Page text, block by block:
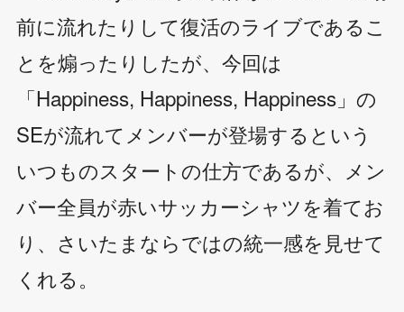
前に流れたりして復活のライブであるこ
とを煽ったりしたが、今回は
「Happiness, Happiness, Happiness」の
SEが流れてメンバーが登場するという
いつものスタートの仕方であるが、メン
バー全員が赤いサッカーシャツを着てお
り、さいたまならではの統一感を見せて
くれる。